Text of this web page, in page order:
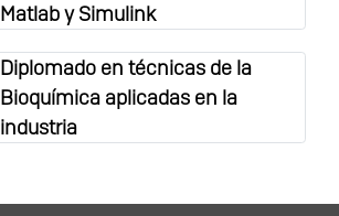
Matlab y Simulink
Diplomado en técnicas de la
Bioquímica aplicadas en la
industria